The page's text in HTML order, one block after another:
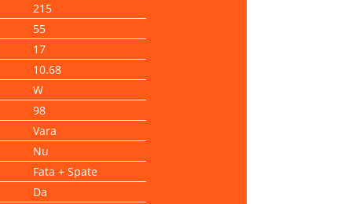
215
55
17
10.68
W
98
Vara
Nu
Fata + Spate
Da